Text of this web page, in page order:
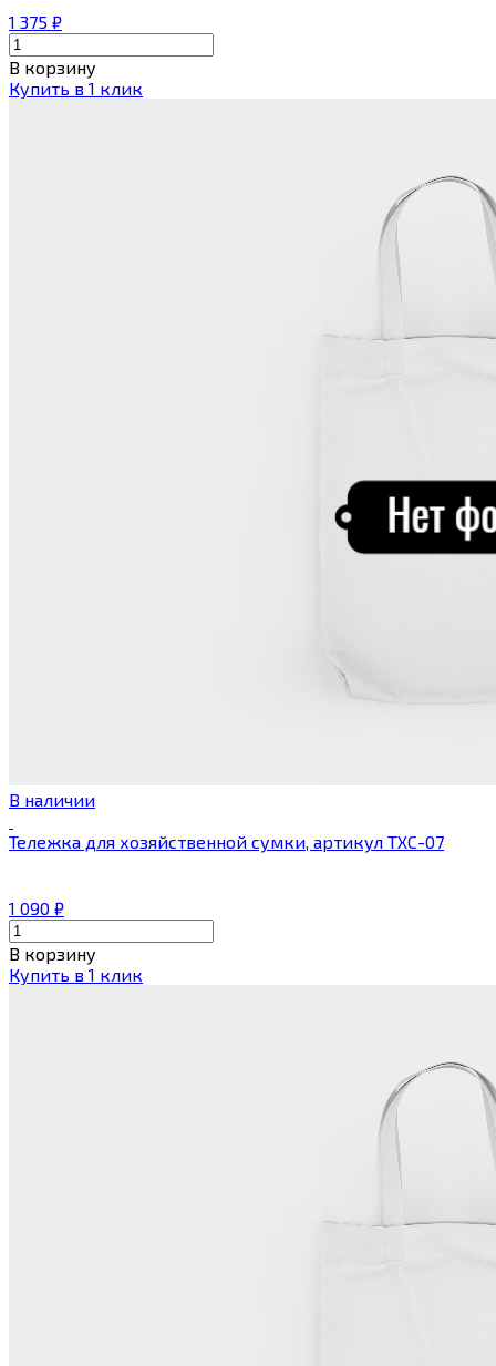
1 375 ₽
В корзину
Купить в 1 клик
В наличии
Тележка для хозяйственной сумки, артикул ТХС-07
1 090 ₽
В корзину
Купить в 1 клик